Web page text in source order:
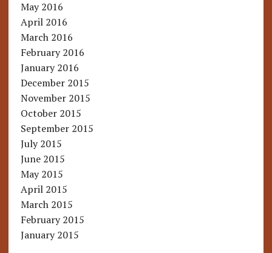
May 2016
April 2016
March 2016
February 2016
January 2016
December 2015
November 2015
October 2015
September 2015
July 2015
June 2015
May 2015
April 2015
March 2015
February 2015
January 2015